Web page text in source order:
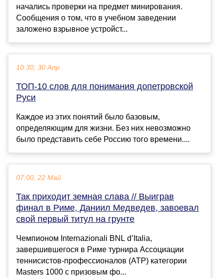
начались проверки на предмет минирования.
Сообщения о том, что в учебном заведении
заложено взрывное устройст...
10:30, 30 Апр
ТОП-10 слов для понимания допетровской
Руси
Каждое из этих понятий было базовым,
определяющим для жизни. Без них невозможно
было представить себе Россию того времени....
07:00, 22 Май
Так приходит земная слава // Выиграв
финал в Риме, Даниил Медведев, завоевал
свой первый титул на грунте
Чемпионом Internazionali BNL d’Italia,
завершившегося в Риме турнира Ассоциации
теннисистов-профессионалов (АТР) категории
Masters 1000 с призовым фо...